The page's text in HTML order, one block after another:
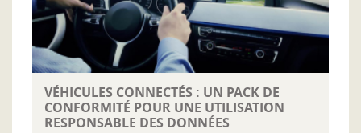
VÉHICULES CONNECTÉS : UN PACK DE
CONFORMITÉ POUR UNE UTILISATION
RESPONSABLE DES DONNÉES